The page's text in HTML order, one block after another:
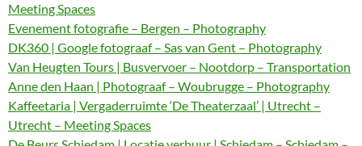
Meeting Spaces
Evenement fotografie – Bergen – Photography
DK360 | Google fotograaf – Sas van Gent – Photography
Van Heugten Tours | Busvervoer – Nootdorp – Transportation
Anne den Haan | Photograaf – Woubrugge – Photography
Kaffeetaria | Vergaderruimte ‘De Theaterzaal’ | Utrecht –
Utrecht – Meeting Spaces